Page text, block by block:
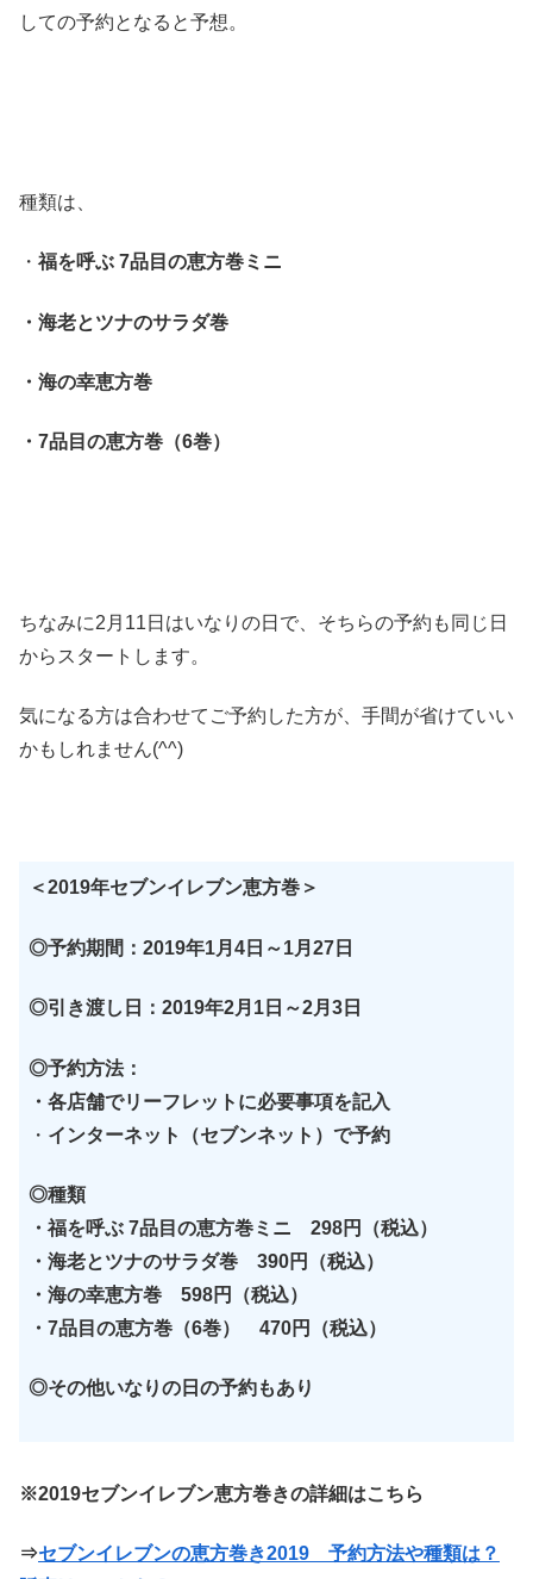
しての予約となると予想。
種類は、
・ 福を呼ぶ 7品目の恵方巻ミニ
・海老とツナのサラダ巻
・海の幸恵方巻
・7品目の恵方巻（6巻）
ちなみに2月11日はいなりの日で、そちらの予約も同じ日
からスタートします。
気になる方は合わせてご予約した方が、手間が省けていい
かもしれません(^^)
＜2019年セブンイレブン恵方巻＞
◎予約期間：2019年1月4日～1月27日
◎引き渡し日：2019年2月1日～2月3日
◎予約方法：
・各店舗でリーフレットに必要事項を記入
・ インターネット（セブンネット）で予約
◎種類
・福を呼ぶ 7品目の恵方巻ミニ 298円（税込）
・海老とツナのサラダ巻 390円（税込）
・海の幸恵方巻 598円（税込）
・7品目の恵方巻（6巻） 470円（税込）
◎その他いなりの日の予約もあり
※2019セブンイレブン恵方巻きの詳細はこちら
⇒セブンイレブンの恵方巻き2019 予約方法や種類は？